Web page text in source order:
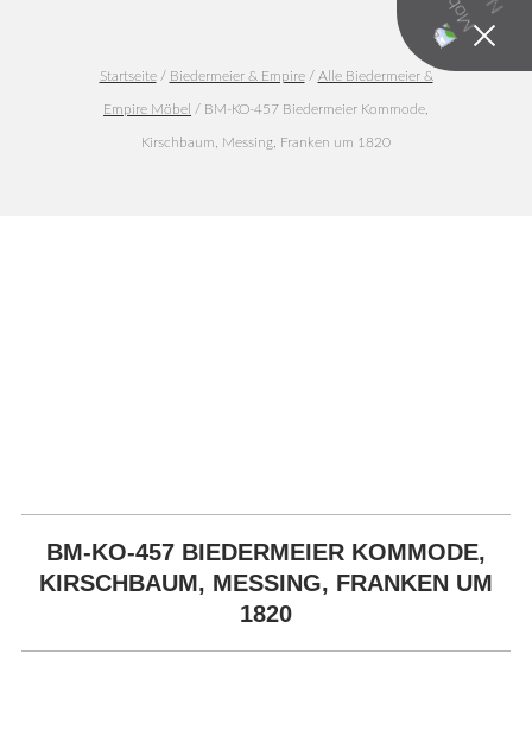
Startseite/ Biedermeier & Empire/ Alle Biedermeier &
Empire Möbel / BM-KO-457 Biedermeier Kommode,
Kirschbaum, Messing, Franken um 1820
BM-KO-457 BIEDERMEIER KOMMODE,
KIRSCHBAUM, MESSING, FRANKEN UM
1820